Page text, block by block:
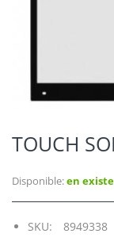
TOUCH
Disponible:en
SKU: 8949338